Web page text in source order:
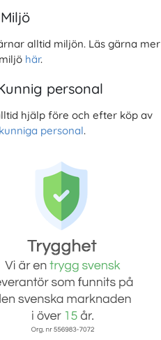
Miljö
alltid miljön. Läs gärna mer
här.
personal
hjälp före och efter köp av
kunniga personal.